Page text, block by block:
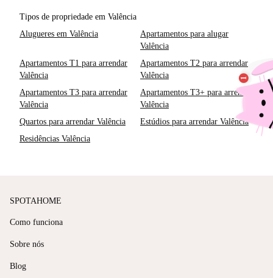
Tipos de propriedade em Valência
Alugueres em Valência
Apartamentos para alugar
Valência
Apartamentos T1 para arrendar
Valência
Apartamentos T2 para arrendar
Valência
Apartamentos T3 para arrendar
Valência
Apartamentos T3+ para arrendar
Valência
Quartos para arrendar Valência
Estúdios para arrendar Valência
Residências Valência
SPOTAHOME
Como funciona
Sobre nós
Blog